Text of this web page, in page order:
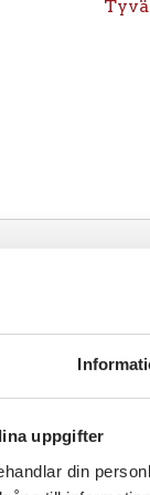
uppgifter
din